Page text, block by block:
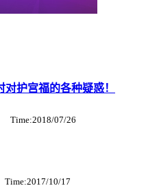
护宫福的各种疑惑！
Time:2018/07/26
Time:2017/10/17